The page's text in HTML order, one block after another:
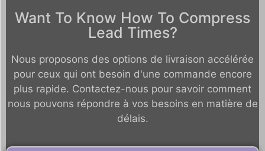
Want To Know How To Compress
Lead Times?
Nous proposons des options de livraison accélérée
pour ceux qui ont besoin d'une commande encore
plus rapide. Contactez-nous pour savoir comment
nous pouvons répondre à vos besoins en matière de
délais.